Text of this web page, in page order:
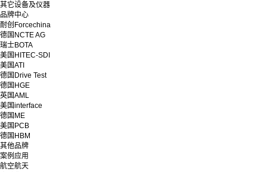
其它设备及仪器
品牌中心
耐创Forcechina
德国NCTE AG
瑞士BOTA
美国HITEC-SDI
美国ATI
德国Drive Test
德国HGE
英国AML
美国interface
德国ME
美国PCB
德国HBM
其他品牌
案例应用
航空航天